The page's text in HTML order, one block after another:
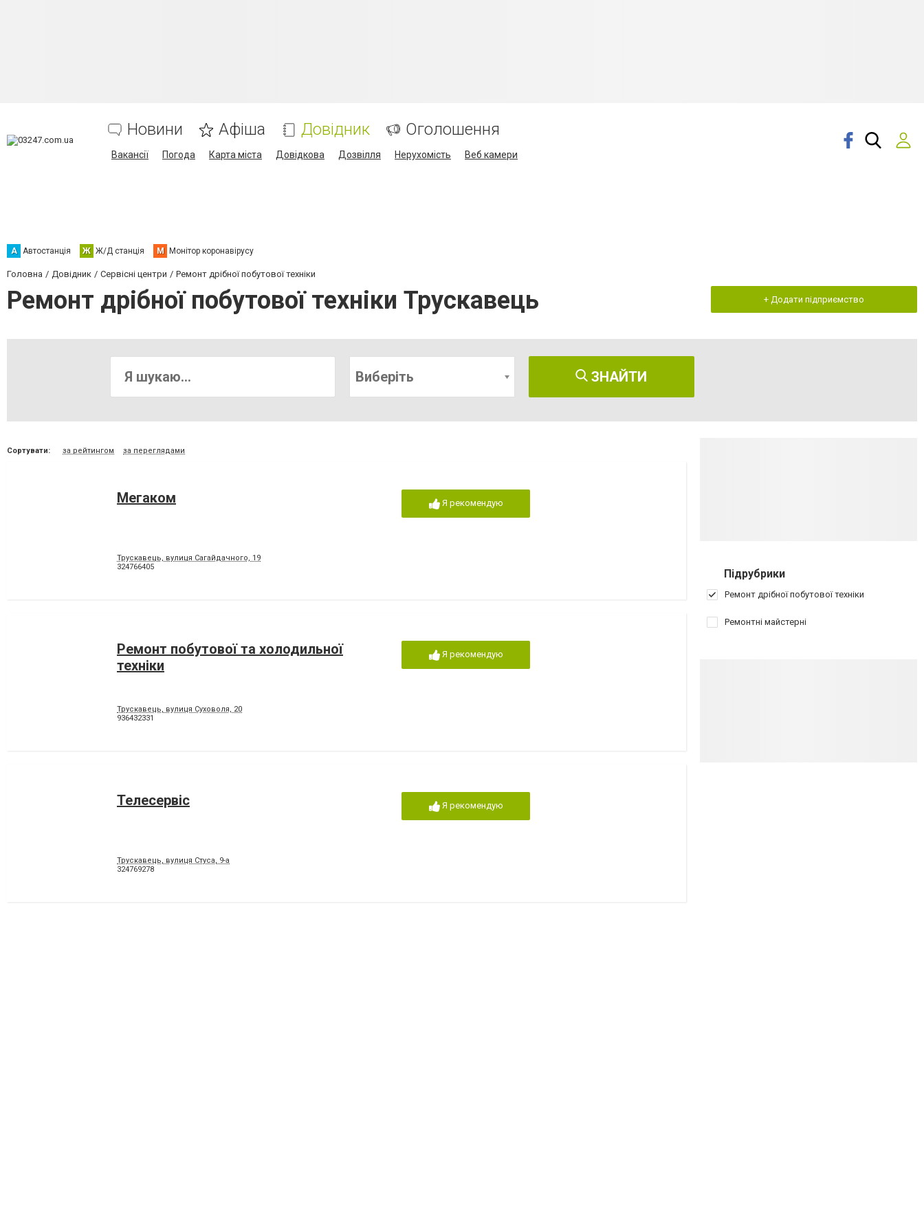
Новини Афіша Довідник Оголошення
Вакансії Погода Карта міста Довідкова Дозвілля Нерухомість Веб камери
А Автостанція Ж Ж/Д станція М Монітор коронавірусу
Головна Довідник Сервісні центри Ремонт дрібної побутової техніки
Ремонт дрібної побутової техніки Трускавець + Додати підприємство
Виберіть ЗНАЙТИ
Сортувати: за рейтингом за переглядами
Мегаком
Трускавець, вулиця Сагайдачного, 19
324766405
Я рекомендую
Ремонт побутової та холодильної
техніки
Трускавець, вулиця Суховоля, 20
936432331
Я рекомендую
Телесервіс
Трускавець, вулиця Стуса, 9-а
324769278
Я рекомендую
Підрубрики
Ремонт дрібної побутової техніки
Ремонтні майстерні